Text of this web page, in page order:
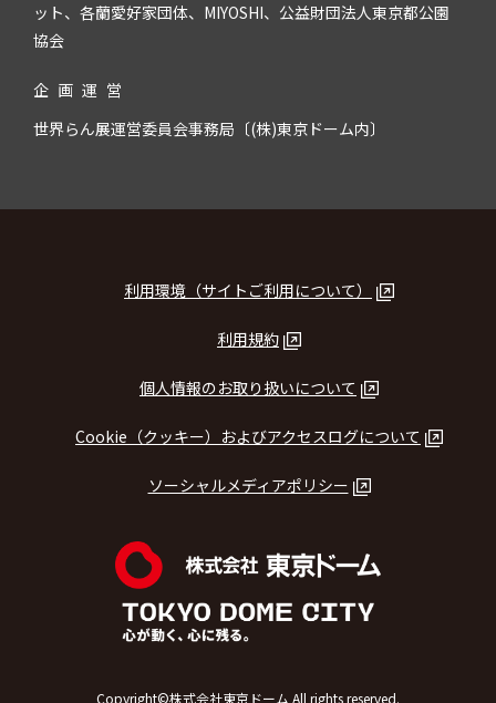
ット、各蘭愛好家団体、MIYOSHI、公益財団法人東京都公園
協会
企 画 運 営
世界らん展運営委員会事務局〔(株)東京ドーム内〕
利用環境（サイトご利用について）
利用規約
個人情報のお取り扱いについて
Cookie（クッキー）およびアクセスログについて
ソーシャルメディアポリシー
Copyright©株式会社東京ドーム All rights reserved.